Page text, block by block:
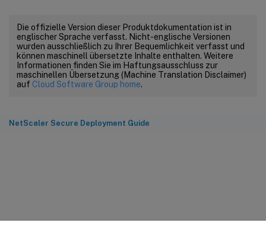
Die offizielle Version dieser Produktdokumentation ist in
englischer Sprache verfasst. Nicht-englische Versionen
wurden ausschließlich zu Ihrer Bequemlichkeit verfasst und
können maschinell übersetzte Inhalte enthalten. Weitere
Informationen finden Sie im Haftungsausschluss zur
maschinellen Übersetzung (Machine Translation Disclaimer)
auf Cloud Software Group home.
NetScaler Secure Deployment Guide